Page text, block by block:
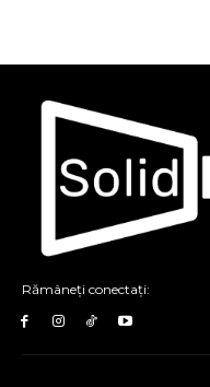
Rămâneți conectați: